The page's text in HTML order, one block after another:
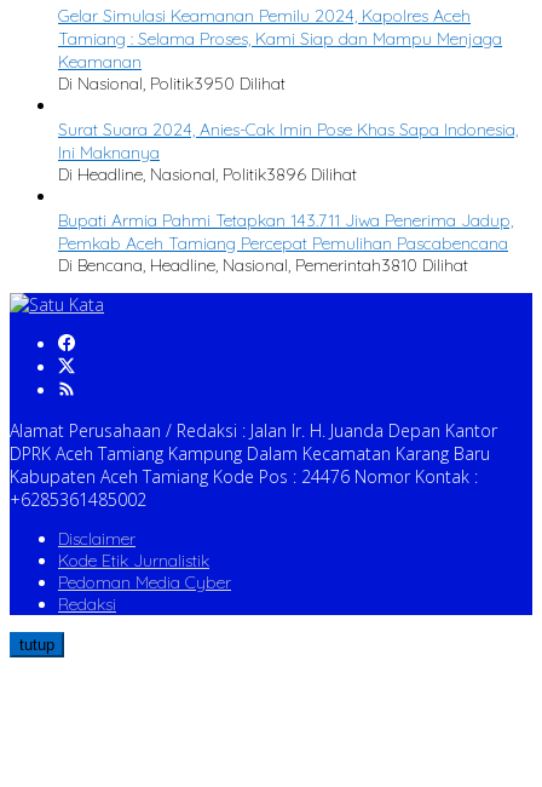
Gelar Simulasi Keamanan Pemilu 2024, Kapolres Aceh
Tamiang : Selama Proses, Kami Siap dan Mampu Menjaga
Keamanan
Di Nasional, Politik3950 Dilihat
Surat Suara 2024, Anies-Cak Imin Pose Khas Sapa Indonesia,
Ini Maknanya
Di Headline, Nasional, Politik3896 Dilihat
Bupati Armia Pahmi Tetapkan 143.711 Jiwa Penerima Jadup,
Pemkab Aceh Tamiang Percepat Pemulihan Pascabencana
Di Bencana, Headline, Nasional, Pemerintah3810 Dilihat
Alamat Perusahaan / Redaksi : Jalan Ir. H. Juanda Depan Kantor
DPRK Aceh Tamiang Kampung Dalam Kecamatan Karang Baru
Kabupaten Aceh Tamiang Kode Pos : 24476 Nomor Kontak :
+6285361485002
Disclaimer
Kode Etik Jurnalistik
Pedoman Media Cyber
Redaksi
tutup